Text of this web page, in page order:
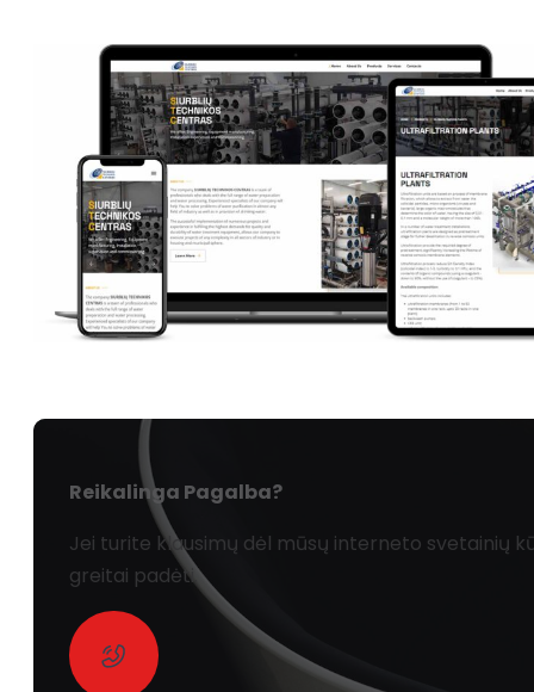
Reikalinga Pagalba?
Jei turite klausimų dėl mūsų interneto svetainių
greitai padėti.